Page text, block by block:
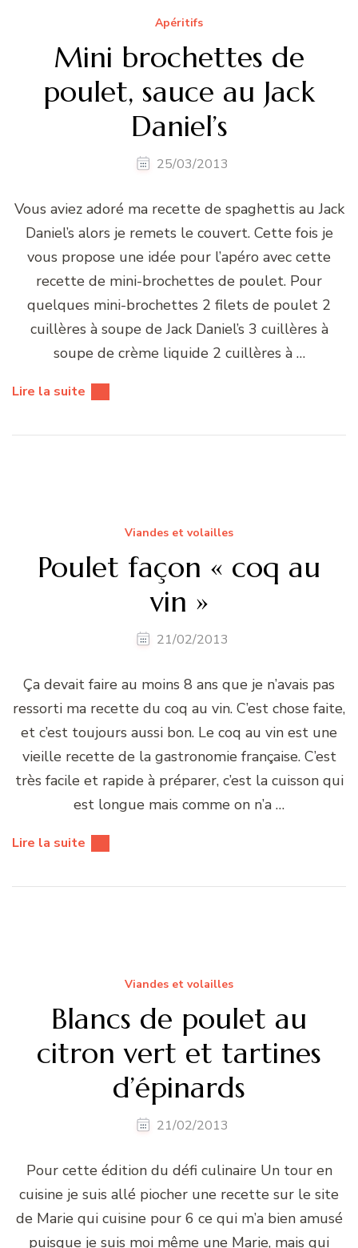
Apéritifs
Mini brochettes de
poulet, sauce au Jack
Daniel’s
25/03/2013
Vous aviez adoré ma recette de spaghettis au Jack
Daniel’s alors je remets le couvert. Cette fois je
vous propose une idée pour l’apéro avec cette
recette de mini-brochettes de poulet. Pour
quelques mini-brochettes 2 filets de poulet 2
cuillères à soupe de Jack Daniel’s 3 cuillères à
soupe de crème liquide 2 cuillères à …
Lire la suite
Viandes et volailles
Poulet façon « coq au
vin »
21/02/2013
Ça devait faire au moins 8 ans que je n’avais pas
ressorti ma recette du coq au vin. C’est chose faite,
et c’est toujours aussi bon. Le coq au vin est une
vieille recette de la gastronomie française. C’est
très facile et rapide à préparer, c’est la cuisson qui
est longue mais comme on n’a …
Lire la suite
Viandes et volailles
Blancs de poulet au
citron vert et tartines
d’épinards
21/02/2013
Pour cette édition du défi culinaire Un tour en
cuisine je suis allé piocher une recette sur le site
de Marie qui cuisine pour 6 ce qui m’a bien amusé
puisque je suis moi même une Marie, mais qui